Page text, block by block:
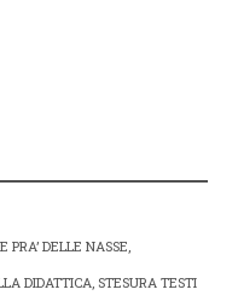
PRA’ DELLE NASSE,
DIDATTICA, STESURA TESTI